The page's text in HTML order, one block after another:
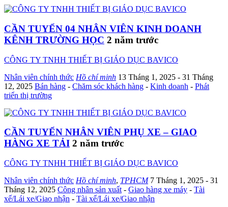
CẦN TUYỂN 04 NHÂN VIÊN KINH DOANH
KÊNH TRƯỜNG HỌC 2 năm trước
CÔNG TY TNHH THIẾT BỊ GIÁO DỤC BAVICO
Nhân viên chính thức Hồ chí minh 13 Tháng 1, 2025 - 31 Tháng
12, 2025 Bán hàng - Chăm sóc khách hàng - Kinh doanh - Phát
triển thị trường
CẦN TUYỂN NHÂN VIÊN PHỤ XE – GIAO
HÀNG XE TẢI 2 năm trước
CÔNG TY TNHH THIẾT BỊ GIÁO DỤC BAVICO
Nhân viên chính thức Hồ chí minh, TPHCM 7 Tháng 1, 2025 - 31
Tháng 12, 2025 Công nhân sản xuất - Giao hàng xe máy - Tài
xế/Lái xe/Giao nhận - Tài xế/Lái xe/Giao nhận